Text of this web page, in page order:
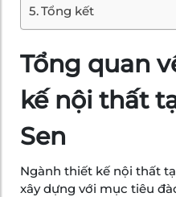
Tổng kết
Tổng quan
kế nội thất
Sen
Ngành thiết kế nội thất
xây dựng với mục tiêu